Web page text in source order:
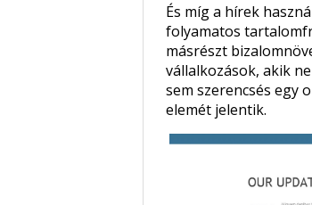
És míg a hírek
folyamatos
másrészt
vállalkozások, akik
sem szerencsés egy
elemét jelentik.